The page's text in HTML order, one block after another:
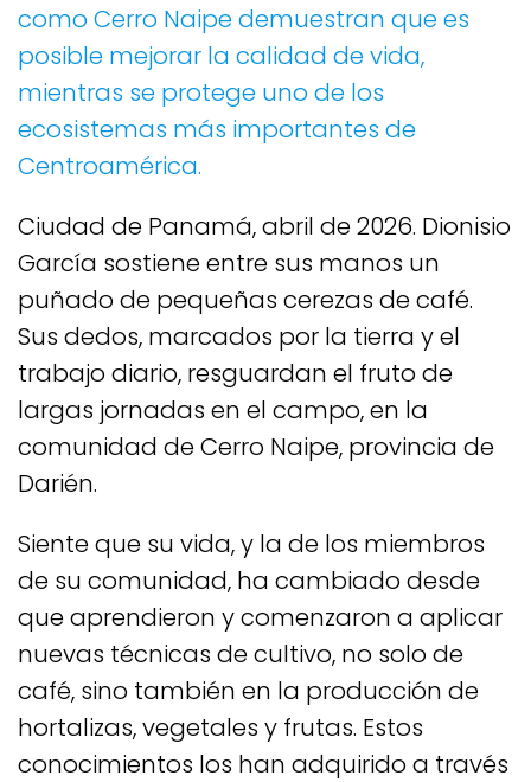
como Cerro Naipe demuestran que es
posible mejorar la calidad de vida,
mientras se protege uno de los
ecosistemas más importantes de
Centroamérica.
Ciudad de Panamá, abril de 2026. Dionisio
García sostiene entre sus manos un
puñado de pequeñas cerezas de café.
Sus dedos, marcados por la tierra y el
trabajo diario, resguardan el fruto de
largas jornadas en el campo, en la
comunidad de Cerro Naipe, provincia de
Darién.
Siente que su vida, y la de los miembros
de su comunidad, ha cambiado desde
que aprendieron y comenzaron a aplicar
nuevas técnicas de cultivo, no solo de
café, sino también en la producción de
hortalizas, vegetales y frutas. Estos
conocimientos los han adquirido a través